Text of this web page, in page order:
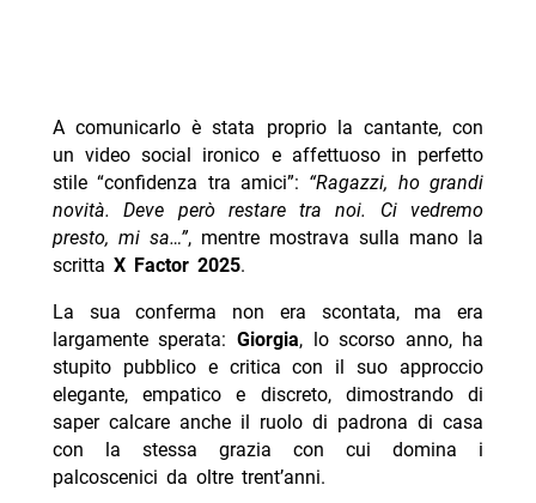
A comunicarlo è stata proprio la cantante, con
un video social ironico e affettuoso in perfetto
stile “confidenza tra amici”: “Ragazzi, ho grandi
novità. Deve però restare tra noi. Ci vedremo
presto, mi sa…”, mentre mostrava sulla mano la
scritta X Factor 2025.
La sua conferma non era scontata, ma era
largamente sperata: Giorgia, lo scorso anno, ha
stupito pubblico e critica con il suo approccio
elegante, empatico e discreto, dimostrando di
saper calcare anche il ruolo di padrona di casa
con la stessa grazia con cui domina i
palcoscenici da oltre trent’anni.